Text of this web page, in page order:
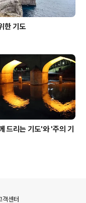
한 기도
드리는 기도'와 '주의 기
객센터